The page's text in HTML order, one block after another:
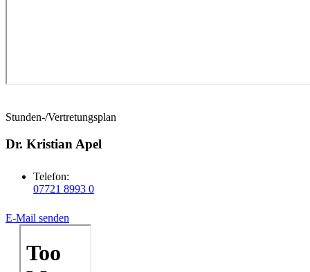
Stunden-/Vertretungsplan
Dr. Kristian Apel
Telefon:
07721 8993 0
E-Mail senden